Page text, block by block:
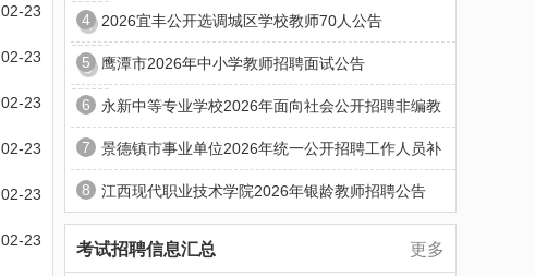
02-23
02-23
02-23
02-23
02-23
02-23
4 2026宜丰公开选调城区学校教师70人公告
5 鹰潭市2026年中小学教师招聘面试公告
6 永新中等专业学校2026年面向社会公开招聘非编教
7 景德镇市事业单位2026年统一公开招聘工作人员补
8 江西现代职业技术学院2026年银龄教师招聘公告
考试招聘信息汇总 更多